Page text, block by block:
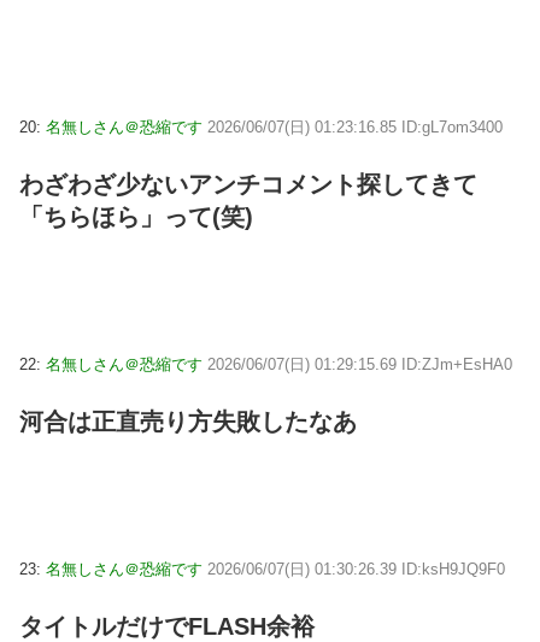
20: 名無しさん＠恐縮です 2026/06/07(日) 01:23:16.85 ID:gL7om3400
わざわざ少ないアンチコメント探してきて
「ちらほら」って(笑)
22: 名無しさん＠恐縮です 2026/06/07(日) 01:29:15.69 ID:ZJm+EsHA0
河合は正直売り方失敗したなあ
23: 名無しさん＠恐縮です 2026/06/07(日) 01:30:26.39 ID:ksH9JQ9F0
タイトルだけでFLASH余裕